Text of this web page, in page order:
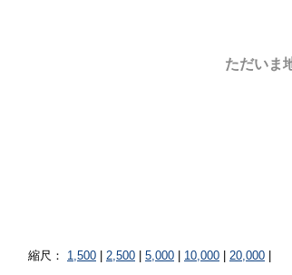
ただいま
縮尺： 1,500 2,500 5,000 10,000 20,000